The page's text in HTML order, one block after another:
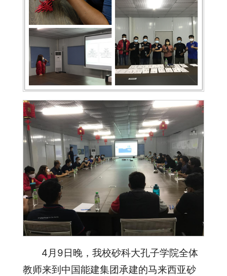
4月9日晚，我校砂科大孔子学院全体
教师来到中国能建集团承建的马来西亚砂